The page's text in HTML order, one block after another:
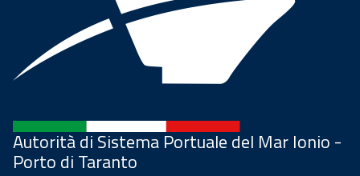
Autorità di Sistema Portuale del Mar Ionio -
Porto di Taranto